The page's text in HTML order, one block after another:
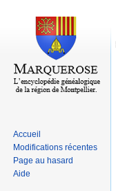
Accueil
Modifications récentes
Page au hasard
Aide